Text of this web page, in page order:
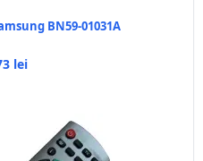
BN59-01031A
lei